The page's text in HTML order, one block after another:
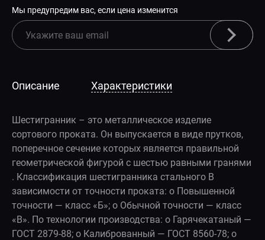
Мы предупредим вас, если цена изменится
Описание Характеристики
Шестигранник – это металлическое изделие
сортового проката. Он выпускается в виде прутков,
поперечное сечение которых является правильной
геометрической фигурой с шестью равными гранями
. Классификация шестигранника стального В
зависимости от точности проката: o Повышенной
точности — класс «Б»; o Обычной точности — класс
«В». По технологии производства: o Гарячекатаный —
ГОСТ 2879-88; o Калиброванный — ГОСТ 8560-78; o